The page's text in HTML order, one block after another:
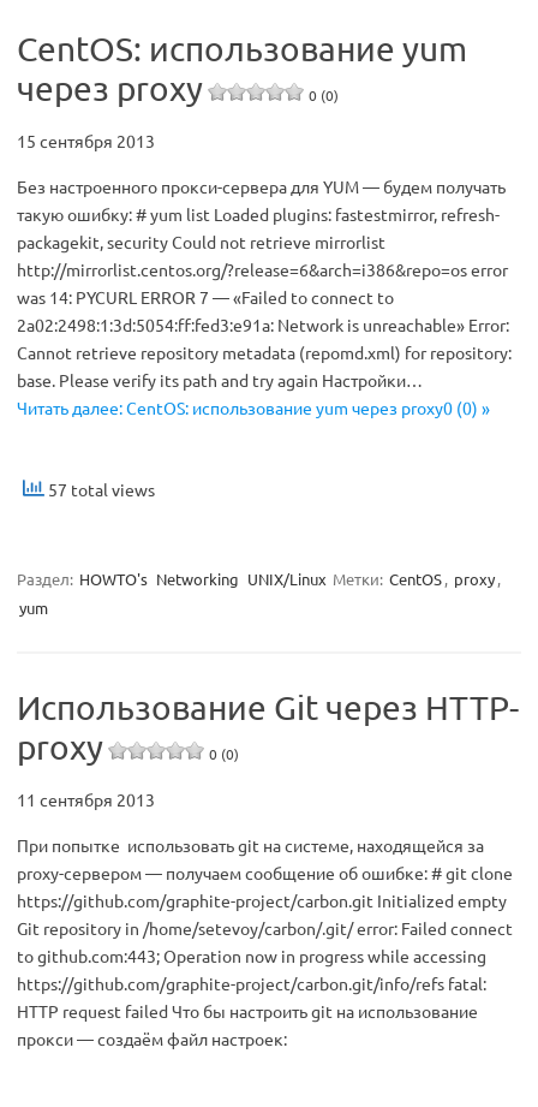
CentOS: использование yum
через proxy
0 (0)
15 сентября 2013
Без настроенного прокси-сервера для YUM — будем получать
такую ошибку: # yum list Loaded plugins: fastestmirror, refresh-
packagekit, security Could not retrieve mirrorlist
http://mirrorlist.centos.org/?release=6&arch=i386&repo=os error
was 14: PYCURL ERROR 7 — «Failed to connect to
2a02:2498:1:3d:5054:ff:fed3:e91a: Network is unreachable» Error:
Cannot retrieve repository metadata (repomd.xml) for repository:
base. Please verify its path and try again Настройки…
Читать далее: CentOS: использование yum через proxy0 (0) »
57 total views
Раздел: HOWTO's Networking UNIX/Linux Метки: CentOS, proxy,
yum
Использование Git через HTTP-
proxy
0 (0)
11 сентября 2013
При попытке использовать git на системе, находящейся за
proxy-сервером — получаем сообщение об ошибке: # git clone
https://github.com/graphite-project/carbon.git Initialized empty
Git repository in /home/setevoy/carbon/.git/ error: Failed connect
to github.com:443; Operation now in progress while accessing
https://github.com/graphite-project/carbon.git/info/refs fatal:
HTTP request failed Что бы настроить git на использование
прокси — создаём файл настроек: